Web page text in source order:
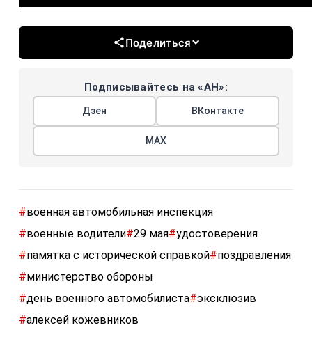
Поделиться
Подписывайтесь на «АН»:
Дзен ВКонтакте
МАХ
#военная автомобильная инспекция
#военные водители#29 мая#удостоверения
#памятка с исторической справкой#поздравления
#министерство обороны
#день военного автомобилиста#эксклюзив
#алексей кожевников